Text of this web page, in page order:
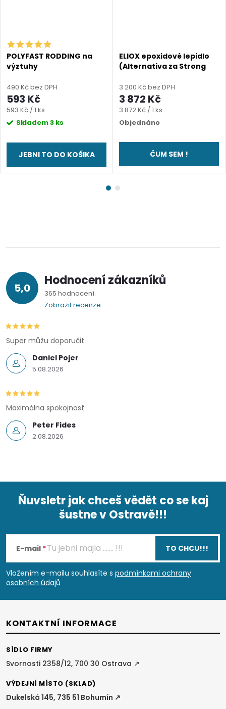
POLYFAST RODDING na
výztuhy
490 Kč bez DPH
593 Kč
Měrná
cena:
593 Kč / 1 ks
Skladem3 ks
JEBNI TO DO KOŠIKA
ELIOX epoxidové lepidlo
(Alternativa za Strong
3 200 Kč bez DPH
3 872 Kč
Měrná
cena:
3 872 Kč / 1 ks
Objednáno
ČUM SEM !
5,0 Hodnocení zákazníků
365 hodnocení
Zobrazit recenze
Daniel Pojer
5.08.2026
Super můžu doporučit
Peter Fides
2.08.2026
Maximálna spokojnosť
p
a
t
Ňuvsletr jak chceš vědět co se kaj
šustne v Ostravě!!!
E-mail
Vložením e-mailu souhlasíte s podmínkami ochrany
osobních údajů
TO CHCU!!!
KONTAKTNÍ INFORMACE
SÍDLO FIRMY
Svornosti 2358/12, 700 30 Ostrava ↗
VÝDEJNÍ MÍSTO (SKLAD)
Dukelská 145, 735 51 Bohumín ↗